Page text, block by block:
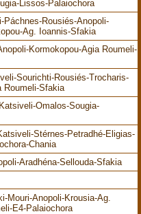
Lissos-Palaiochora
Rousiés-Anopoli-
Ag. Ioannis-Sfakia
Kormokopou-Agia Roumeli-
Sourichti-Rousiés-Trocharis-
Roumeli-Sfakia
Omalos-Sougia-
Stérnes-Petradhé-Eligias-
Chania
Aradhéna-Sellouda-Sfakia
Mouri-Anopoli-Krousia-Ag.
E4-Palaiochora